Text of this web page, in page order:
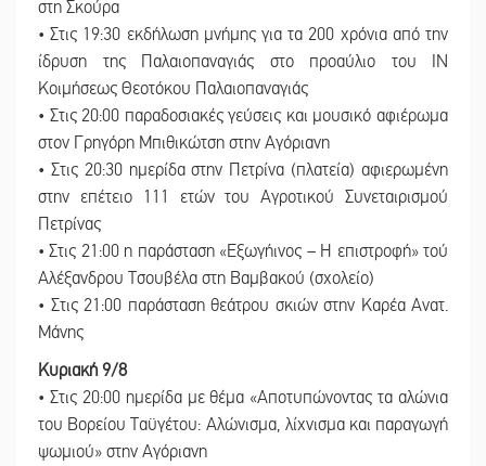
στη Σκούρα
• Στις 19:30 εκδήλωση μνήμης για τα 200 χρόνια από την
ίδρυση της Παλαιοπαναγιάς στο προαύλιο του ΙΝ
Κοιμήσεως Θεοτόκου Παλαιοπαναγιάς
• Στις 20:00 παραδοσιακές γεύσεις και μουσικό αφιέρωμα
στον Γρηγόρη Μπιθικώτση στην Αγόριανη
• Στις 20:30 ημερίδα στην Πετρίνα (πλατεία) αφιερωμένη
στην επέτειο 111 ετών του Αγροτικού Συνεταιρισμού
Πετρίνας
• Στις 21:00 η παράσταση «Εξωγήινος – Η επιστροφή» τού
Αλέξανδρου Τσουβέλα στη Βαμβακού (σχολείο)
• Στις 21:00 παράσταση θεάτρου σκιών στην Καρέα Ανατ.
Μάνης
Κυριακή 9/8
• Στις 20:00 ημερίδα με θέμα «Αποτυπώνοντας τα αλώνια
του Βορείου Ταϋγέτου: Αλώνισμα, λίχνισμα και παραγωγή
ψωμιού» στην Αγόριανη